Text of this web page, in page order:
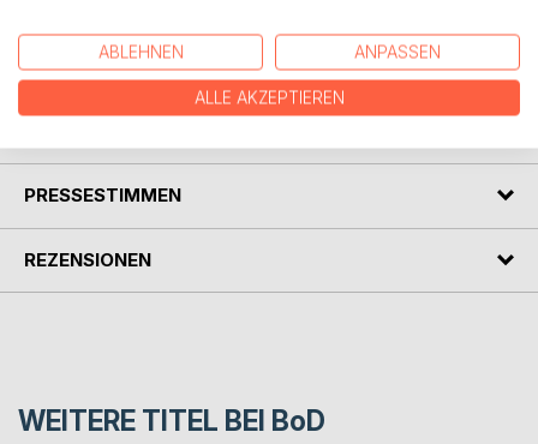
Zukunfts-Philosoph, Autor und Photograph im
schweizerischen Appenzellerland: www.gigerheimat.ch
PRESSESTIMMEN
REZENSIONEN
WEITERE TITEL BEI BoD
ABLEHNEN ANPASSEN
ALLE AKZEPTIEREN